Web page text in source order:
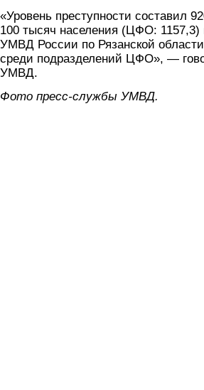
«Уровень преступности составил
100 тысяч населения (ЦФО: 1157,3)
УМВД России по Рязанской
среди подразделений ЦФО», —
УМВД.
Фото пресс-службы УМВД.